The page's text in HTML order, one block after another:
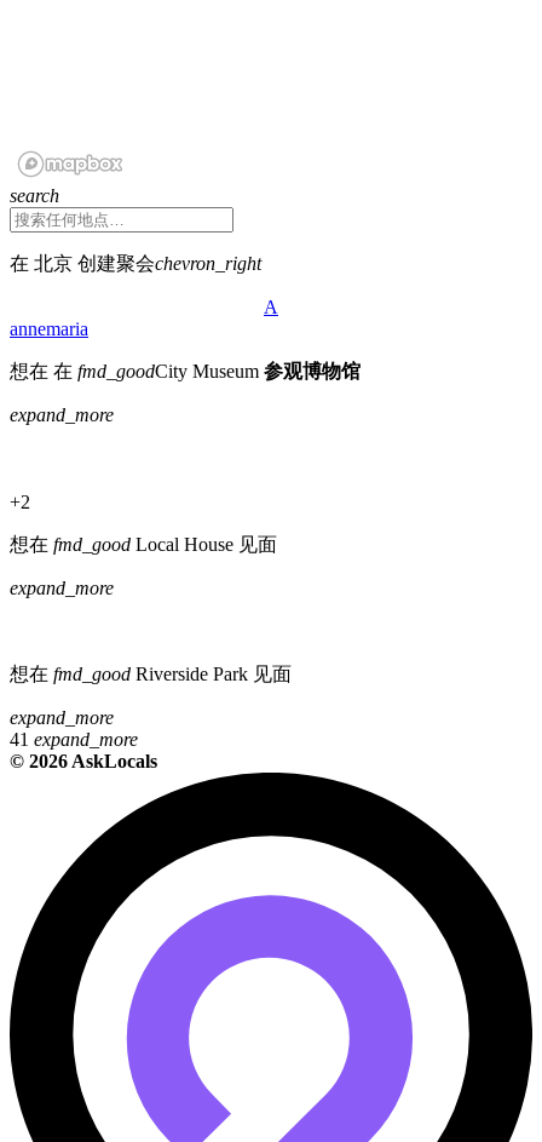
search
在 北京 创建聚会chevron_right
A
annemaria
想在 在 fmd_goodCity Museum 参观博物馆
expand_more
+2
想在 fmd_good Local House 见面
expand_more
想在 fmd_good Riverside Park 见面
expand_more
41 expand_more
© 2026 AskLocals